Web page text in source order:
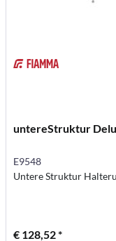
untereStruktur
E9548
Untere Struktur
€ 128,52 *